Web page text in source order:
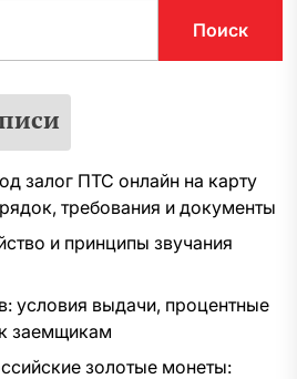
Поиск
залог ПТС онлайн на карту
требования и документы
и принципы звучания
условия выдачи, процентные
заемщикам
золотые монеты: